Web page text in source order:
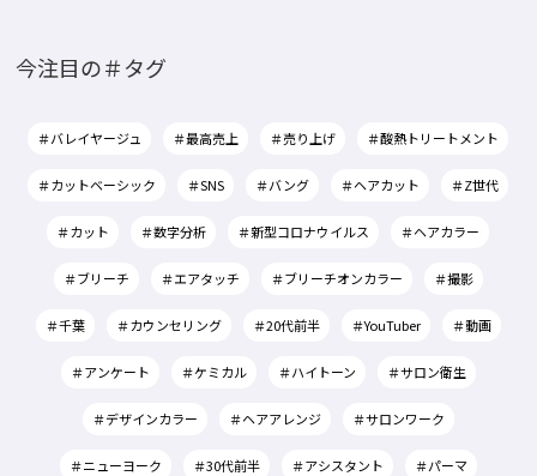
今注目の＃タグ
＃バレイヤージュ ＃最高売上 ＃売り上げ ＃酸熱トリートメント
＃カットベーシック ＃SNS ＃バング ＃ヘアカット ＃Z世代
＃カット ＃数字分析 ＃新型コロナウイルス ＃ヘアカラー
＃ブリーチ ＃エアタッチ ＃ブリーチオンカラー ＃撮影
＃千葉 ＃カウンセリング ＃20代前半 ＃YouTuber ＃動画
＃アンケート ＃ケミカル ＃ハイトーン ＃サロン衛生
＃デザインカラー ＃ヘアアレンジ ＃サロンワーク
＃ニューヨーク ＃30代前半 ＃アシスタント ＃パーマ